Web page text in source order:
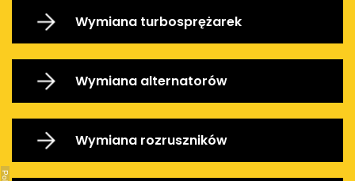
Wymiana turbosprężarek
Wymiana alternatorów
Wymiana rozruszników